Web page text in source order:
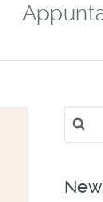
per: